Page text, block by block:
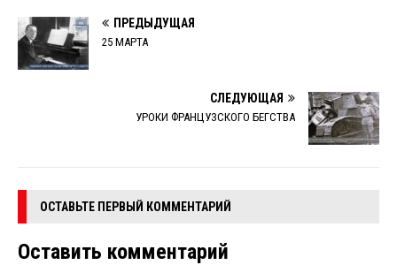
ПРЕДЫДУЩАЯ
25 МАРТА
СЛЕДУЮЩАЯ
УРОКИ ФРАНЦУЗСКОГО БЕГСТВА
ОСТАВЬТЕ ПЕРВЫЙ КОММЕНТАРИЙ
Оставить комментарий